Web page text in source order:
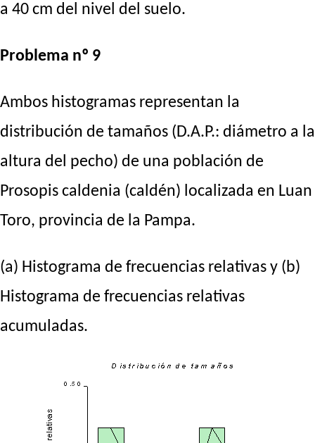
a 40 cm del nivel del suelo.
Problema nº 9
Ambos histogramas representan la
distribución de tamaños (D.A.P.: diámetro a la
altura del pecho) de una población de
Prosopis caldenia (caldén) localizada en Luan
Toro, provincia de la Pampa.
(a) Histograma de frecuencias relativas y (b)
Histograma de frecuencias relativas
acumuladas.